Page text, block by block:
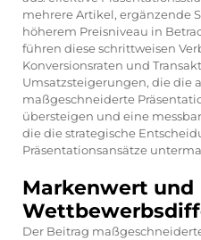
mehrere Artikel, ergänzende
höherem Preisniveau in
führen diese schrittweisen
Konversionsraten und
Umsatzsteigerungen, die die
maßgeschneiderte
übersteigen und eine
die die strategische
Präsentationsansätze
Markenwert und
Der Beitrag